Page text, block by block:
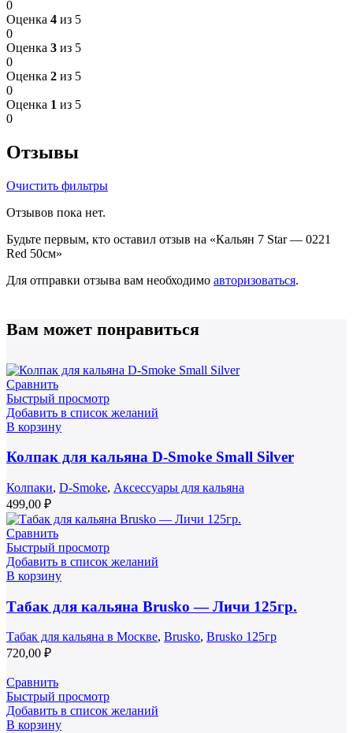
0
Оценка 4 из 5
0
Оценка 3 из 5
0
Оценка 2 из 5
0
Оценка 1 из 5
0
Отзывы
Очистить фильтры
Отзывов пока нет.
Будьте первым, кто оставил отзыв на «Кальян 7 Star — 0221
Red 50см»
Для отправки отзыва вам необходимо авторизоваться.
Вам может понравиться
Сравнить
Быстрый просмотр
Добавить в список желаний
В корзину
Колпак для кальяна D-Smoke Small Silver
Колпаки, D-Smoke, Аксессуары для кальяна
499,00 ₽
Сравнить
Быстрый просмотр
Добавить в список желаний
В корзину
Табак для кальяна Brusko — Личи 125гр.
Табак для кальяна в Москве, Brusko, Brusko 125гр
720,00 ₽
Сравнить
Быстрый просмотр
Добавить в список желаний
В корзину